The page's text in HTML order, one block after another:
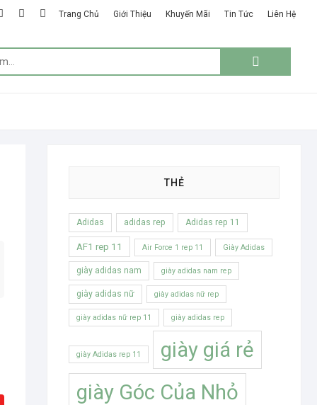
googleinstagram
linkedin
Trang Chủ Giới Thiệu Khuyến Mãi Tin Tức Liên Hệ
THẺ
Adidas adidas rep Adidas rep 11
AF1 rep 11 Air Force 1 rep 11 Giày Adidas
giày adidas nam giày adidas nam rep
giày adidas nữ giày adidas nữ rep
giày adidas nữ rep 11 giày adidas rep
giày Adidas rep 11
giày giá rẻ
giày Góc Của Nhỏ